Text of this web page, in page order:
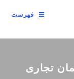
فهرست
تجاری